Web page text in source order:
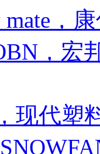
，
，宏
现代塑